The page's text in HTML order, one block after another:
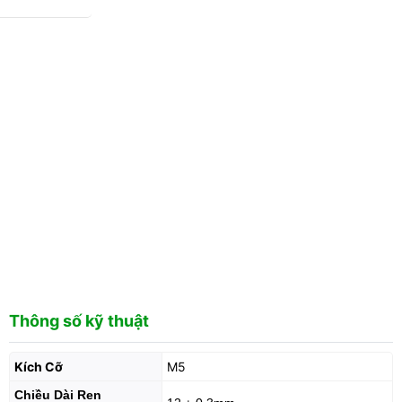
Thông số kỹ thuật
Kích Cỡ M5
Chiều Dài Ren